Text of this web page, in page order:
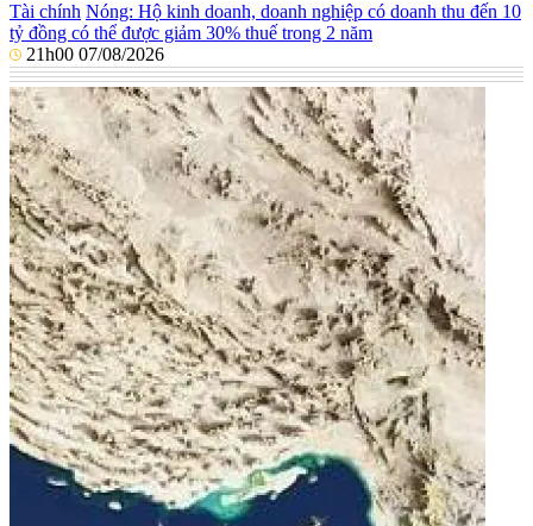
Tài chính Nóng: Hộ kinh doanh, doanh nghiệp có doanh thu đến 10
tỷ đồng có thể được giảm 30% thuế trong 2 năm
21h00 07/08/2026